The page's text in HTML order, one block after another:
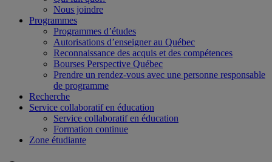
Nous joindre
Programmes
Programmes d’études
Autorisations d’enseigner au Québec
Reconnaissance des acquis et des compétences
Bourses Perspective Québec
Prendre un rendez-vous avec une personne responsable
de programme
Recherche
Service collaboratif en éducation
Service collaboratif en éducation
Formation continue
Zone étudiante